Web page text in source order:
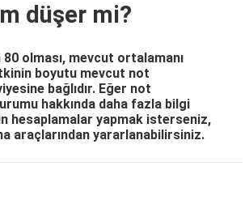
düşer mi?
olması, mevcut ortalamanı
boyutu mevcut not
bağlıdır. Eğer not
hakkında daha fazla bilgi
hesaplamalar yapmak isterseniz,
araçlarından yararlanabilirsiniz.